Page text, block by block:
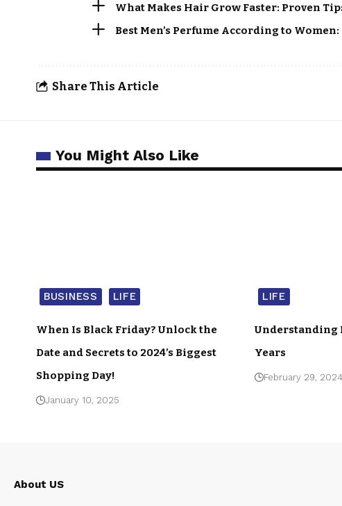
What Makes Hair Grow Faster: Proven
Best Men’s Perfume According to
Share This Article
You Might Also Like
BUSINESS LIFE
When Is Black Friday? Unlock the
Date and Secrets to 2024’s Biggest
Shopping Day!
January 10, 2025
LIFE
Understanding
Years
February 29, 2024
About US